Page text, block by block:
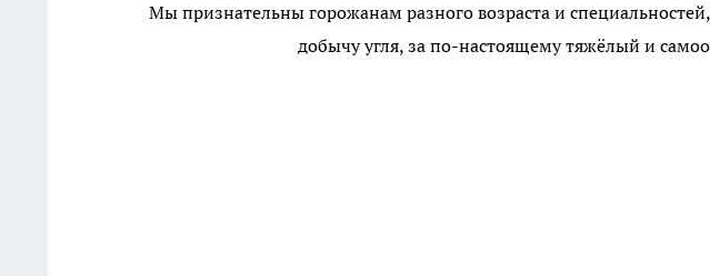
Мы признательны горожанам разного возраста и
добычу угля, за по-настоящему тяжёлый и